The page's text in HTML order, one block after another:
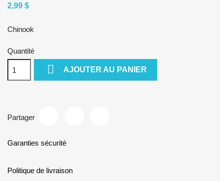
2,99 $
Chinook
Quantité
 AJOUTER AU PANIER
Partager
Garanties sécurité
Politique de livraison